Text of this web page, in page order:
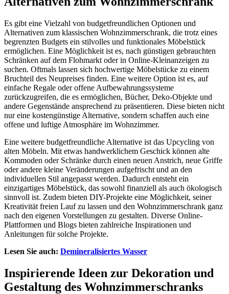
Es gibt eine Vielzahl von budgetfreundlichen Optionen und
Alternativen zum klassischen Wohnzimmerschrank, die trotz eines
begrenzten Budgets ein stilvolles und funktionales Möbelstück
ermöglichen. Eine Möglichkeit ist es, nach günstigen gebrauchten
Schränken auf dem Flohmarkt oder in Online-Kleinanzeigen zu
suchen. Oftmals lassen sich hochwertige Möbelstücke zu einem
Bruchteil des Neupreises finden. Eine weitere Option ist es, auf
einfache Regale oder offene Aufbewahrungssysteme
zurückzugreifen, die es ermöglichen, Bücher, Deko-Objekte und
andere Gegenstände ansprechend zu präsentieren. Diese bieten nicht
nur eine kostengünstige Alternative, sondern schaffen auch eine
offene und luftige Atmosphäre im Wohnzimmer.
Eine weitere budgetfreundliche Alternative ist das Upcycling von
alten Möbeln. Mit etwas handwerklichem Geschick können alte
Kommoden oder Schränke durch einen neuen Anstrich, neue Griffe
oder andere kleine Veränderungen aufgefrischt und an den
individuellen Stil angepasst werden. Dadurch entsteht ein
einzigartiges Möbelstück, das sowohl finanziell als auch ökologisch
sinnvoll ist. Zudem bieten DIY-Projekte eine Möglichkeit, seiner
Kreativität freien Lauf zu lassen und den Wohnzimmerschrank ganz
nach den eigenen Vorstellungen zu gestalten. Diverse Online-
Plattformen und Blogs bieten zahlreiche Inspirationen und
Anleitungen für solche Projekte.
Lesen Sie auch: Demineralisiertes Wasser
Inspirierende Ideen zur Dekoration und
Gestaltung des Wohnzimmerschranks